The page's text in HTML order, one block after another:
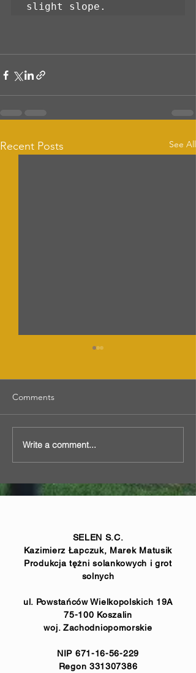
slight slope.
Recent Posts See All
Graduation tower with
ground technology and
Comments
Write a comment...
SELEN S.C.
Kazimierz Łapczuk, Marek Matusik
Produkcja tężni solankowych i grot
solnych
ul. Powstańców Wielkopolskich 19A
75-100 Koszalin
woj. Zachodniopomorskie
NIP 671-16-56-229
Regon 331307386